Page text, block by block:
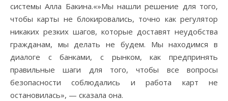
системы Алла Бакина.«»Мы нашли решение для того,
чтобы карты не блокировались, точно как регулятор
никаких резких шагов, которые доставят неудобства
гражданам, мы делать не будем. Мы находимся в
диалоге с банками, с рынком, как предпринять
правильные шаги для того, чтобы все вопросы
безопасности соблюдались и работа карт не
остановилась», — сказала она.